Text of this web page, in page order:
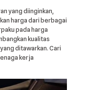
yang diinginkan,
harga dari berbagai
pada harga
kualitas
ditawarkan. Cari
kerja